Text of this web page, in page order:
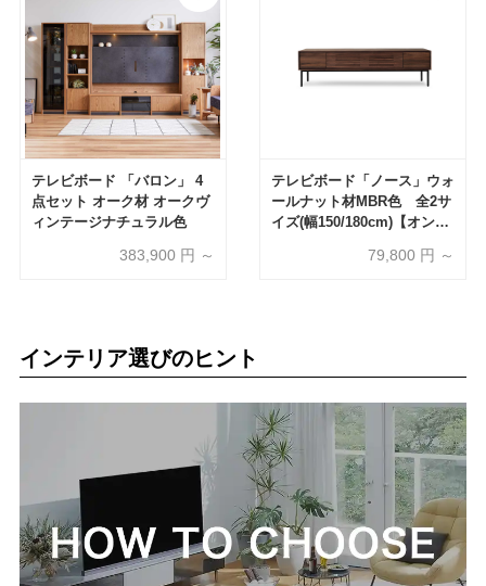
テレビボード 「バロン」 4
点セット オーク材 オークヴ
ィンテージナチュラル色
383,900 円 ～
テレビボード「ノース」ウォ
ールナット材MBR色 全2サ
イズ(幅150/180cm)【オンラ
79,800 円 ～
インテリア選びのヒント